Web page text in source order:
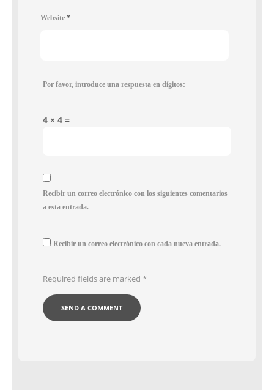
Website *
Por favor, introduce una respuesta en dígitos:
4 × 4 =
Recibir un correo electrónico con los siguientes comentarios
a esta entrada.
Recibir un correo electrónico con cada nueva entrada.
Required fields are marked *